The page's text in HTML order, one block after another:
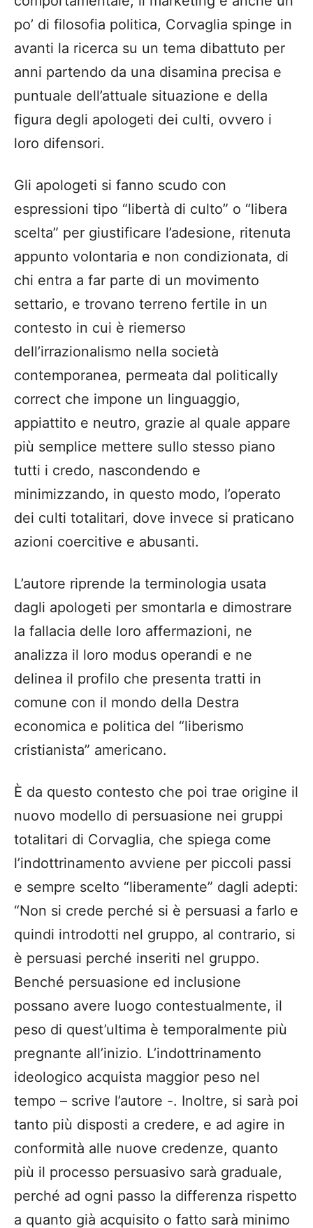
po’ di filosofia politica, Corvaglia spinge in
avanti la ricerca su un tema dibattuto per
anni partendo da una disamina precisa e
puntuale dell’attuale situazione e della
figura degli apologeti dei culti, ovvero i
loro difensori.
Gli apologeti si fanno scudo con
espressioni tipo “libertà di culto” o “libera
scelta” per giustificare l’adesione, ritenuta
appunto volontaria e non condizionata, di
chi entra a far parte di un movimento
settario, e trovano terreno fertile in un
contesto in cui è riemerso
dell’irrazionalismo nella società
contemporanea, permeata dal politically
correct che impone un linguaggio,
appiattito e neutro, grazie al quale appare
più semplice mettere sullo stesso piano
tutti i credo, nascondendo e
minimizzando, in questo modo, l’operato
dei culti totalitari, dove invece si praticano
azioni coercitive e abusanti.
L’autore riprende la terminologia usata
dagli apologeti per smontarla e dimostrare
la fallacia delle loro affermazioni, ne
analizza il loro modus operandi e ne
delinea il profilo che presenta tratti in
comune con il mondo della Destra
economica e politica del “liberismo
cristianista” americano.
È da questo contesto che poi trae origine il
nuovo modello di persuasione nei gruppi
totalitari di Corvaglia, che spiega come
l’indottrinamento avviene per piccoli passi
e sempre scelto “liberamente” dagli adepti:
“Non si crede perché si è persuasi a farlo e
quindi introdotti nel gruppo, al contrario, si
è persuasi perché inseriti nel gruppo.
Benché persuasione ed inclusione
possano avere luogo contestualmente, il
peso di quest’ultima è temporalmente più
pregnante all’inizio. L’indottrinamento
ideologico acquista maggior peso nel
tempo – scrive l’autore -. Inoltre, si sarà poi
tanto più disposti a credere, e ad agire in
conformità alle nuove credenze, quanto
più il processo persuasivo sarà graduale,
perché ad ogni passo la differenza rispetto
a quanto già acquisito o fatto sarà minimo